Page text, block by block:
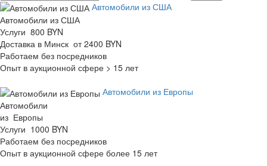
Автомобили из США
Автомобили из США
Услуги 800 BYN
Доставка в Минск от 2400 BYN
Работаем без посредников
Опыт в аукционной сфере > 15 лет
Автомобили из Европы
Автомобили
из Европы
Услуги 1000 BYN
Работаем без посредников
Опыт в аукционной сфере более 15 лет